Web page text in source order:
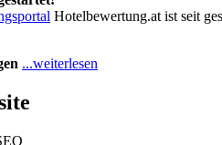
Hotelbewertung.at ist seit
...weiterlesen